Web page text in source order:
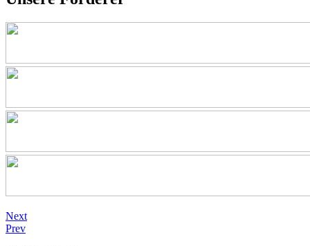
Next
Prev